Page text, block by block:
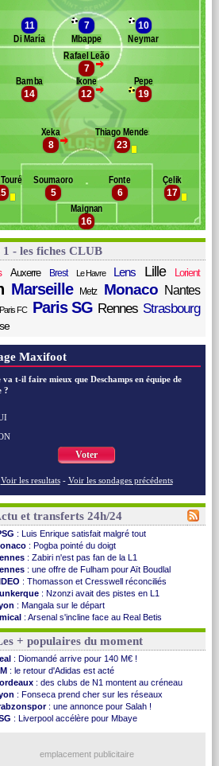
Moting
Banc des remplaçants
Fonte
Araujo
11
Di María
7
Mbappe
10
Neymar
16
Maignan
17
Çelik
6
Fonte
5
Soumaoro
23
Thiago Mendes
>
8
Xeka
19
Pepe
>
12
Ikone
14
Bamba
>
7
Rafael Leão
- les fiches CLUB
Auxerre Brest Le Havre Lens Lille Lorient
Marseille Metz Monaco Nantes
Paris FC Paris SG Rennes Strasbourg
Maxifoot
va t-il faire mieux que Deschamps en équipe de
?
Voter
Voir les resultats - Voir les sondages précédents
et transferts 24h/24
: Luis Enrique satisfait malgré tout
: Pogba pointé du doigt
: Zabiri n'est pas fan de la L1
: une offre de Fulham pour Aït Boudlal
: Thomasson et Cresswell réconciliés
: Nzonzi avait des pistes en L1
: Mangala sur le départ
: Arsenal s'incline face au Real Betis
: lourde défaite pour le PSG
City: Maresca flou pour Reijnders
: Fenerbahçe prend une belle option
Diriyah: Mbemba arrive libre (officiel)
: le plan d'Alvarez à son retour
: premier succès pour Brest
: le joli but de Greenwood avec le Fener !
2030: une promesse d'Infantino au Maroc ...
: la compo pour le premier match amical
: l'OM domine Al-Shahaniya
+ populaires du moment
: Diomandé arrive pour 140 M€ !
: le retour d'Adidas est acté
: des clubs de N1 montent au créneau
: Fonseca prend cher sur les réseaux
: une annonce pour Salah !
: Liverpool accélère pour Mbaye
emplacement publicitaire